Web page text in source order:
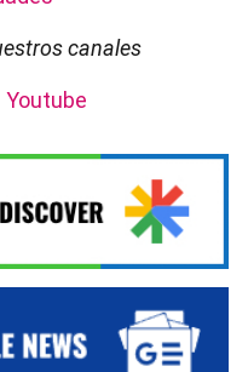
canales
Youtube